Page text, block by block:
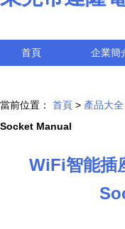
首頁 企業簡
當前位置： 首頁 > 產品大全
Socket Manual
WiFi智能插